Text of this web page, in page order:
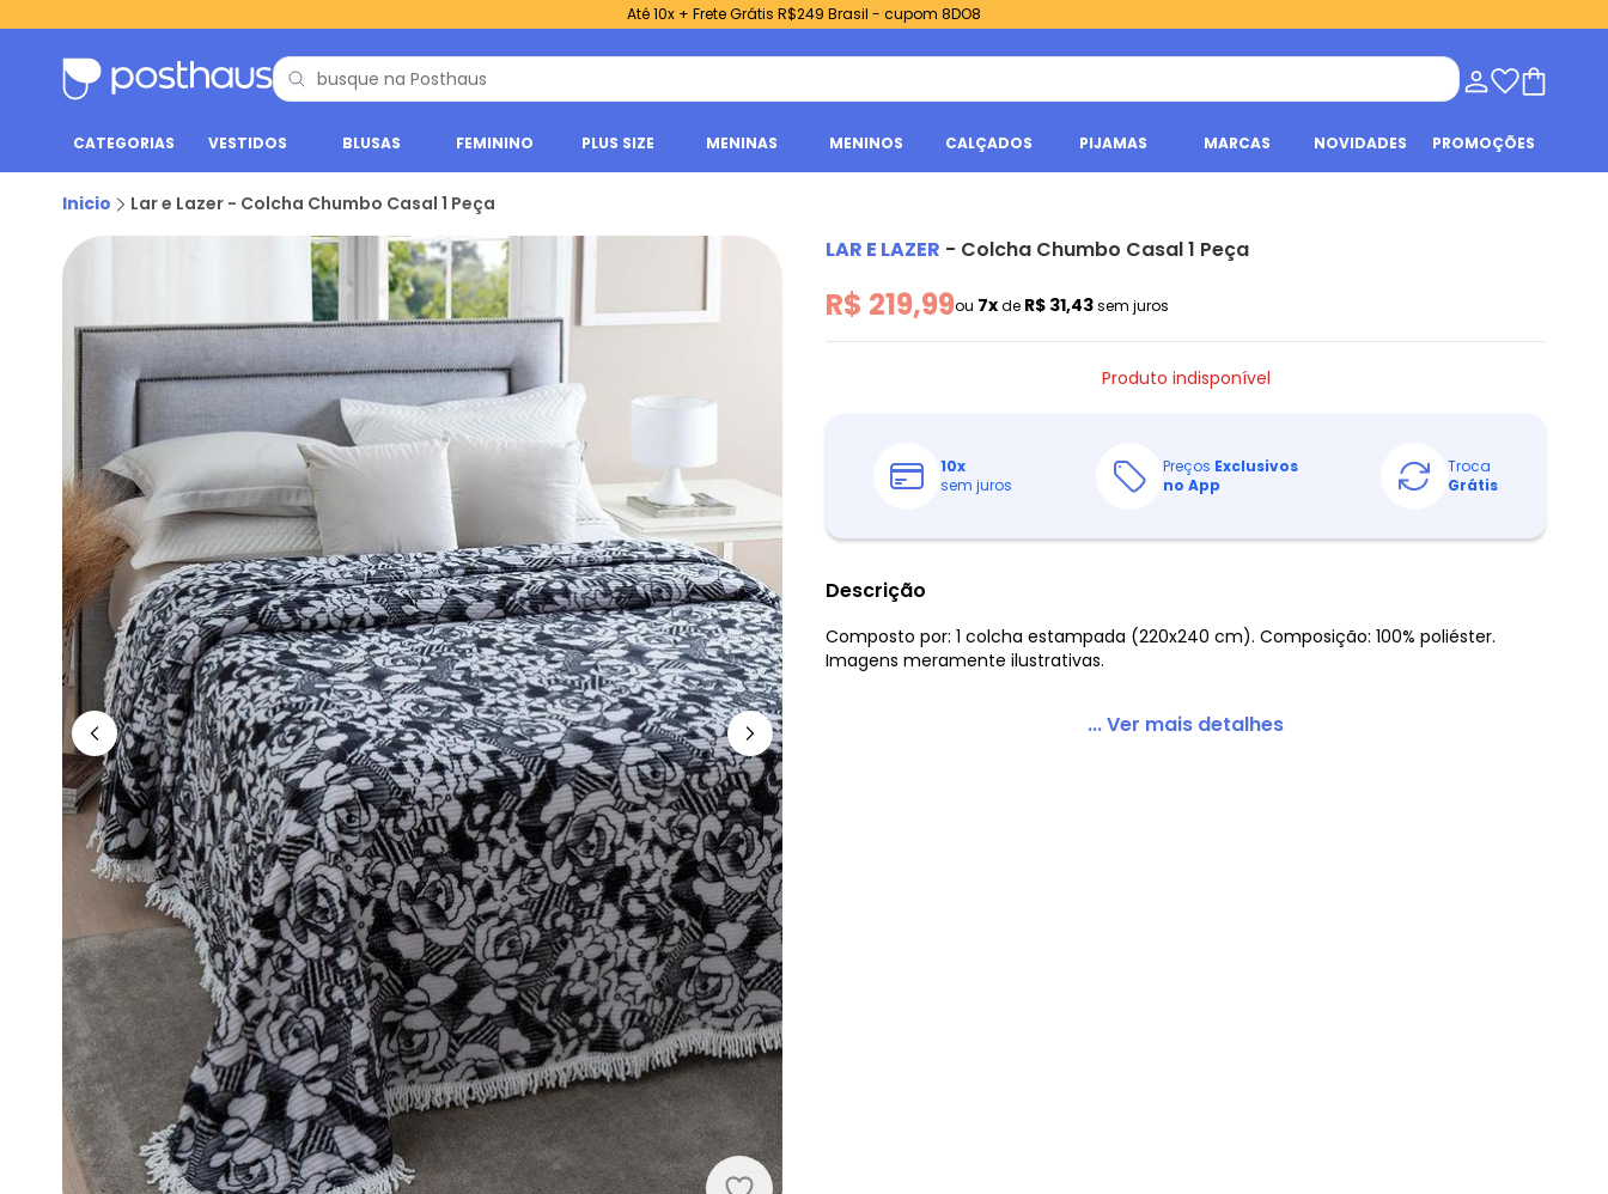
Até 10x + Frete Grátis R$249 Brasil - cupom 8DO8
CATEGORIAS VESTIDOS BLUSAS FEMININO PLUS SIZE MENINAS MENINOS CALÇADOS PIJAMAS MARCAS NOVIDADES PROMOÇÕES
Inicio Lar e Lazer - Colcha Chumbo Casal 1 Peça
LAR E LAZER - Colcha Chumbo Casal 1 Peça
R$ 219,99ou 7xde R$ 31,43sem juros
Produto indisponível
10x
sem juros
Preços Exclusivos
no App
Troca
Grátis
Descrição
Composto por: 1 colcha estampada (220x240 cm). Composição: 100% poliéster.
Imagens meramente ilustrativas.
... Ver mais detalhes